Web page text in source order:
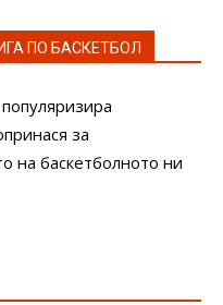
ПО БАСКЕТБОЛ
за
на баскетболното ни